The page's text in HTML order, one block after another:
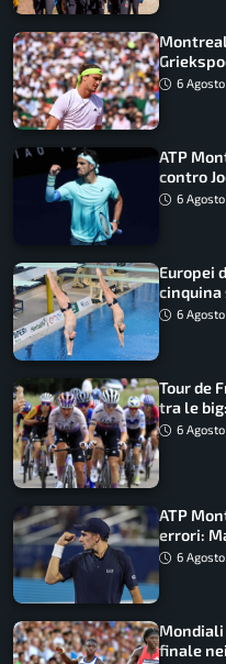
6
ATP
contro
6
Europei
cinquina
6
Tour de
tra le
6
ATP
errori:
ore
6
finale